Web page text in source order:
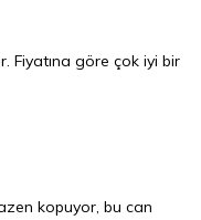
Fiyatına göre çok iyi bir
kopuyor, bu can